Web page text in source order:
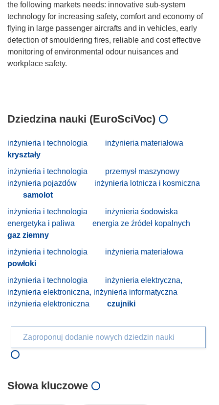
the following markets needs: innovative sub-system
technology for increasing safety, comfort and economy of
flying in large passenger aircrafts and in vehicles, early
detection of smouldering fires, reliable and cost effective
monitoring of environmental odour nuisances and
workplace safety.
Dziedzina nauki (EuroSciVoc)
inżynieria i technologia
inżynieria materiałowa
kryształy
inżynieria i technologia
przemysł maszynowy
inżynieria pojazdów
inżynieria lotnicza i kosmiczna
samolot
inżynieria i technologia
inżynieria śodowiska
energetyka i paliwa
energia ze źródeł kopalnych
gaz ziemny
inżynieria i technologia
inżynieria materiałowa
powłoki
inżynieria i technologia
inżynieria elektryczna,
inżynieria elektroniczna, inżynieria informatyczna
inżynieria elektroniczna
czujniki
Zaproponuj dodanie nowych dziedzin nauki
Słowa kluczowe